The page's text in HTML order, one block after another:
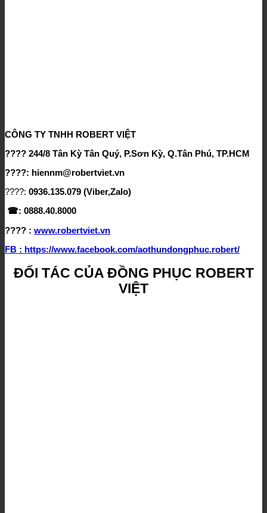
CÔNG TY TNHH ROBERT VIỆT
???? 244/8 Tân Kỳ Tân Quý, P.Sơn Kỳ, Q.Tân Phú, TP.HCM
????: hiennm@robertviet.vn
????: 0936.135.079 (Viber,Zalo)
☎: 0888.40.8000
???? : www.robertviet.vn
FB : https://www.facebook.com/aothundongphuc.robert/
ĐỐI TÁC CỦA ĐỒNG PHỤC ROBERT
VIỆT